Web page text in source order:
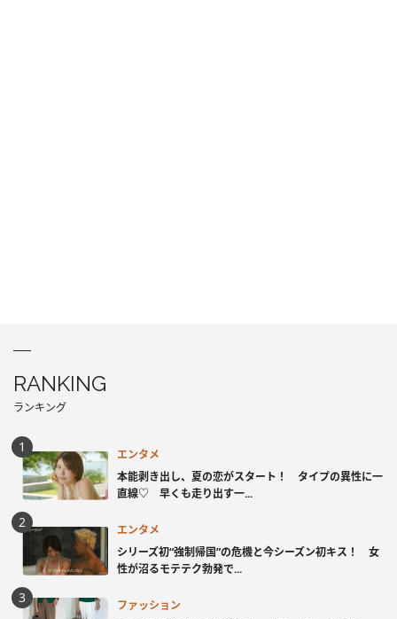
RANKING
ランキング
エンタメ
本能剥き出し、夏の恋がスタート！ タイプの異性に一
直線♡ 早くも走り出す一...
エンタメ
シリーズ初“強制帰国”の危機と今シーズン初キス！ 女
性が沼るモテテク勃発で...
ファッション